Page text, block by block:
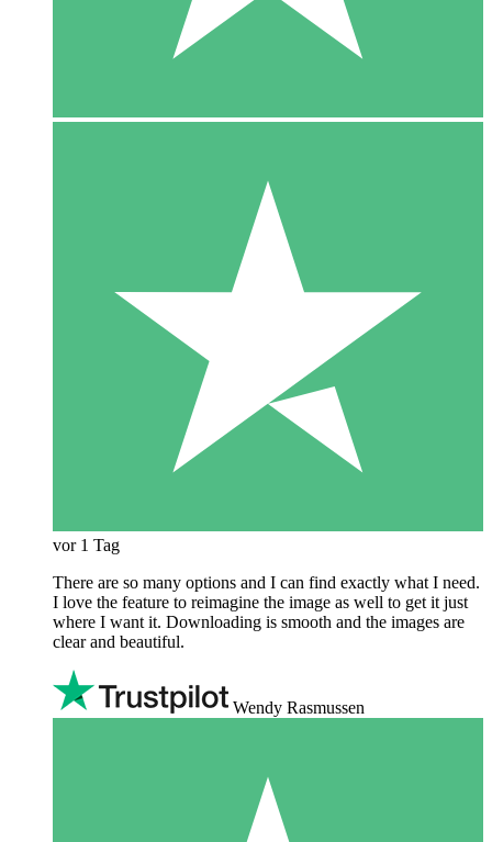
vor 1 Tag
There are so many options and I can find exactly what I need.
I love the feature to reimagine the image as well to get it just
where I want it. Downloading is smooth and the images are
clear and beautiful.
Wendy Rasmussen